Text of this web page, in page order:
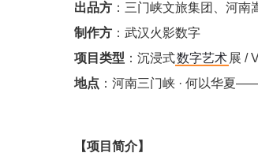
出品方 ：三门峡文旅集团、河南
制作方 ：武汉火影数字
项目类型 ：沉浸式数字艺术 展 /
地点 ：河南三门峡 · 何以华夏
【项目简介】